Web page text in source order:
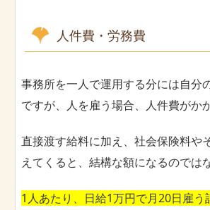
人件費・労務費
事務所を一人で運用する分には自分
ですが、人を雇う場合、人件費がか
直接渡す給料に加え、社会保険料や
えてくると、結構な額になるのでは
1人あたり、日給1万円で月20日雇う